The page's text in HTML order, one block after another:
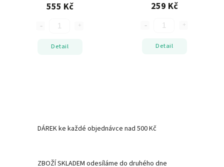
555 Kč
Detail
259 Kč
Detail
DÁREK ke každé objednávce nad 500 Kč
ZBOŽÍ SKLADEM odesíláme do druhého dne